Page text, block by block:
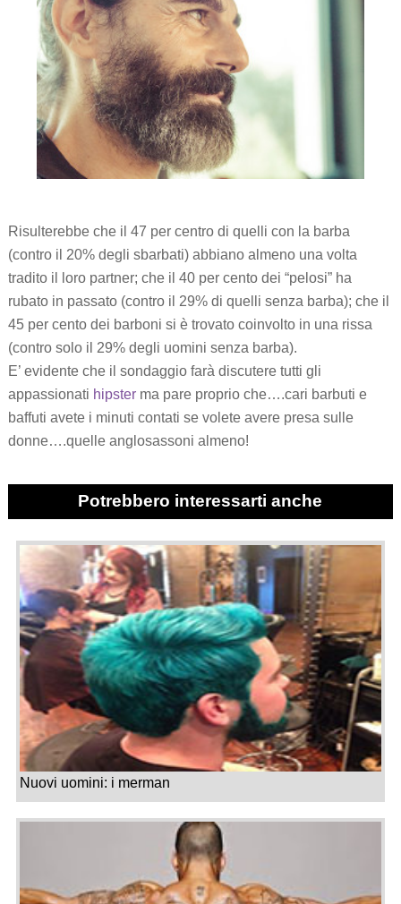
Risulterebbe che il 47 per centro di quelli con la barba
(contro il 20% degli sbarbati) abbiano almeno una volta
tradito il loro partner; che il 40 per cento dei “pelosi” ha
rubato in passato (contro il 29% di quelli senza barba); che il
45 per cento dei barboni si è trovato coinvolto in una rissa
(contro solo il 29% degli uomini senza barba).
E’ evidente che il sondaggio farà discutere tutti gli
appassionati hipster ma pare proprio che….cari barbuti e
baffuti avete i minuti contati se volete avere presa sulle
donne….quelle anglosassoni almeno!
Potrebbero interessarti anche
Nuovi uomini: i merman